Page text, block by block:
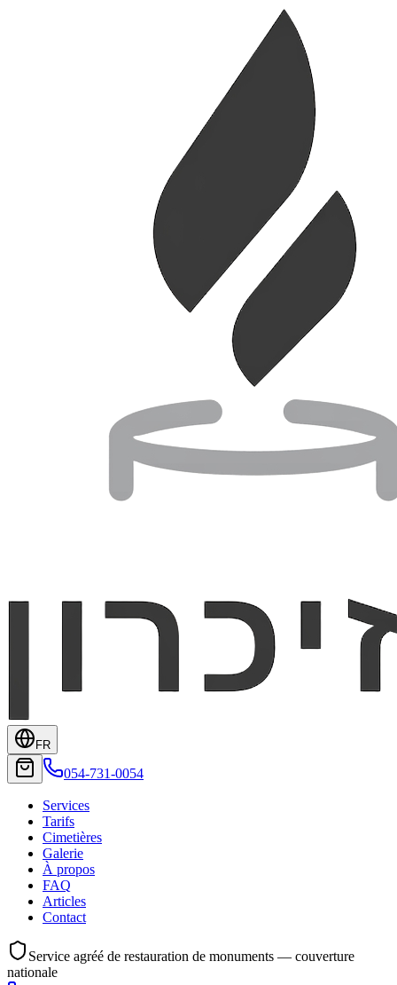
FR
054-731-0054
Services
Tarifs
Cimetières
Galerie
À propos
FAQ
Articles
Contact
Service agréé de restauration de monuments — couverture
nationale